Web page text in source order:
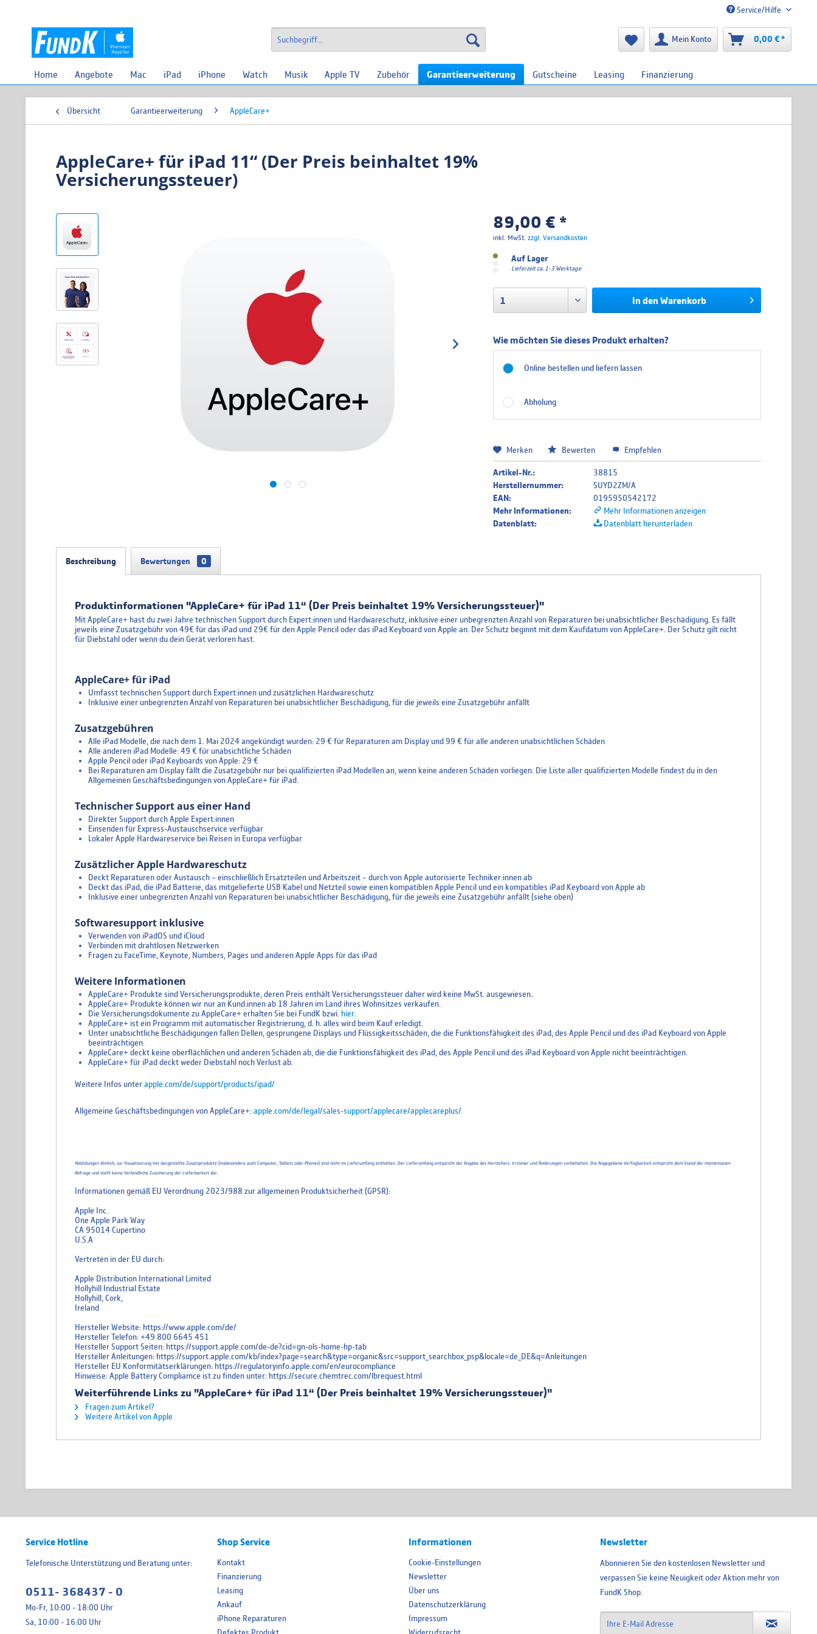
Service/Hilfe
Mein Konto 0,00 € *
Home Angebote Mac iPad iPhone Watch Musik Apple TV Zubehör Garantieerweiterung Gutscheine Leasing Finanzierung
Übersicht Garantieerweiterung AppleCare+
AppleCare+ für iPad 11“ (Der Preis beinhaltet 19%
Versicherungssteuer)
89,00 € *
inkl. MwSt.zzgl. Versandkosten
Auf Lager
Lieferzeit ca. 1-3 Werktage
In den Warenkorb
Wie möchten Sie dieses Produkt erhalten?
Online bestellen und liefern lassen
Abholung
Merken Bewerten Empfehlen
Artikel-Nr.:
38815
Herstellernummer:
SUYD2ZM/A
EAN:
0195950542172
Mehr Informationen:
Mehr Informationen anzeigen
Datenblatt:
Datenblatt herunterladen
Beschreibung Bewertungen 0
Produktinformationen "AppleCare+ für iPad 11“ (Der Preis beinhaltet 19% Versicherungssteuer)"
Mit AppleCare+ hast du zwei Jahre technischen Support durch Expert:innen und Hardwareschutz, inklusive einer unbegrenzten Anzahl von Reparaturen bei unabsichtlicher Beschädigung. Es fällt
jeweils eine Zusatzgebühr von 49€ für das iPad und 29€ für den Apple Pencil oder das iPad Keyboard von Apple an. Der Schutz beginnt mit dem Kaufdatum von AppleCare+. Der Schutz gilt nicht
für Diebstahl oder wenn du dein Gerät verloren hast.
AppleCare+ für iPad
Umfasst technischen Support durch Expert:innen und zusätzlichen Hardwareschutz
Inklusive einer unbegrenzten Anzahl von Reparaturen bei unabsichtlicher Beschädigung, für die jeweils eine Zusatzgebühr anfällt
Zusatzgebühren
Alle iPad Modelle, die nach dem 1. Mai 2024 angekündigt wurden: 29 € für Reparaturen am Display und 99 € für alle anderen unabsichtlichen Schäden
Alle anderen iPad Modelle: 49 € für unabsichtliche Schäden
Apple Pencil oder iPad Keyboards von Apple: 29 €
Bei Reparaturen am Display fällt die Zusatzgebühr nur bei qualifizierten iPad Modellen an, wenn keine anderen Schäden vorliegen. Die Liste aller qualifizierten Modelle findest du in den
Allgemeinen Geschäftsbedingungen von AppleCare+ für iPad.
Technischer Support aus einer Hand
Direkter Support durch Apple Expert:innen
Einsenden für Express-Austauschservice verfügbar
Lokaler Apple Hardwareservice bei Reisen in Europa verfügbar
Zusätzlicher Apple Hardwareschutz
Deckt Reparaturen oder Austausch – einschließlich Ersatzteilen und Arbeitszeit – durch von Apple autorisierte Techniker:innen ab
Deckt das iPad, die iPad Batterie, das mitgelieferte USB Kabel und Netzteil sowie einen kompatiblen Apple Pencil und ein kompatibles iPad Keyboard von Apple ab
Inklusive einer unbegrenzten Anzahl von Reparaturen bei unabsichtlicher Beschädigung, für die jeweils eine Zusatzgebühr anfällt (siehe oben)
Softwaresupport inklusive
Verwenden von iPadOS und iCloud
Verbinden mit drahtlosen Netzwerken
Fragen zu FaceTime, Keynote, Numbers, Pages und anderen Apple Apps für das iPad
Weitere Informationen
AppleCare+ Produkte sind Versicherungsprodukte, deren Preis enthält Versicherungssteuer daher wird keine MwSt. ausgewiesen..
AppleCare+ Produkte können wir nur an Kund:innen ab 18 Jahren im Land ihres Wohnsitzes verkaufen.
Die Versicherungsdokumente zu AppleCare+ erhalten Sie bei FundK bzwi. hier.
AppleCare+ ist ein Programm mit automatischer Registrierung, d. h. alles wird beim Kauf erledigt.
Unter unabsichtliche Beschädigungen fallen Dellen, gesprungene Displays und Flüssigkeitsschäden, die die Funktionsfähigkeit des iPad, des Apple Pencil und des iPad Keyboard von Apple
beeinträchtigen.
AppleCare+ deckt keine oberflächlichen und anderen Schäden ab, die die Funktionsfähigkeit des iPad, des Apple Pencil und des iPad Keyboard von Apple nicht beeinträchtigen.
AppleCare+ für iPad deckt weder Diebstahl noch Verlust ab.
Weitere Infos unterapple.com/de/support/products/ipad/
Allgemeine Geschäftsbedingungen von AppleCare+:apple.com/de/legal/sales-support/applecare/applecareplus/
Abbildungen ähnlich, zur Visualisierung mit dargestellte Zusatzprodukte (insbesondere auch Computer, Tablets oder Phones) sind nicht im Lieferumfang enthalten. Der Lieferumfang entspricht der Angabe des Herstellers. Irrtümer und Änderungen vorbehalten. Die Angegebene Verfügbarkeit entspricht dem Stand der momentanen
Abfrage und stellt keine Verbindliche Zusicherung der Lieferbarkeit dar.
Informationen gemäß EU Verordnung 2023/988 zur allgemeinen Produktsicherheit (GPSR):
Apple Inc.
One Apple Park Way
CA 95014 Cupertino
U.S.A
Vertreten in der EU durch:
Apple Distribution International Limited
Hollyhill Industrial Estate
Hollyhill, Cork,
Ireland
Hersteller Website: https://www.apple.com/de/
Hersteller Telefon: +49 800 6645 451
Hersteller Support Seiten: https://support.apple.com/de-de?cid=gn-ols-home-hp-tab
Hersteller Anleitungen: https://support.apple.com/kb/index?page=search&type=organic&src=support_searchbox_psp&locale=de_DE&q=Anleitungen
Hersteller EU Konformitätserklärungen: https://regulatoryinfo.apple.com/en/eurocompliance
Hinweise: Apple Battery Compliamce ist zu finden unter: https://secure.chemtrec.com/lbrequest.html
Weiterführende Links zu "AppleCare+ für iPad 11“ (Der Preis beinhaltet 19% Versicherungssteuer)"
Fragen zum Artikel?
Weitere Artikel von Apple
Service Hotline
Telefonische Unterstützung und Beratung unter:
0511- 368437 - 0
Mo-Fr, 10:00 - 18:00 Uhr
Sa, 10:00 - 16:00 Uhr
Shop Service
Kontakt
Finanzierung
Leasing
Ankauf
iPhone Reparaturen
Informationen
Cookie-Einstellungen
Newsletter
Über uns
Datenschutzerklärung
Impressum
Newsletter
Abonnieren Sie den kostenlosen Newsletter und
verpassen Sie keine Neuigkeit oder Aktion mehr von
FundK Shop.